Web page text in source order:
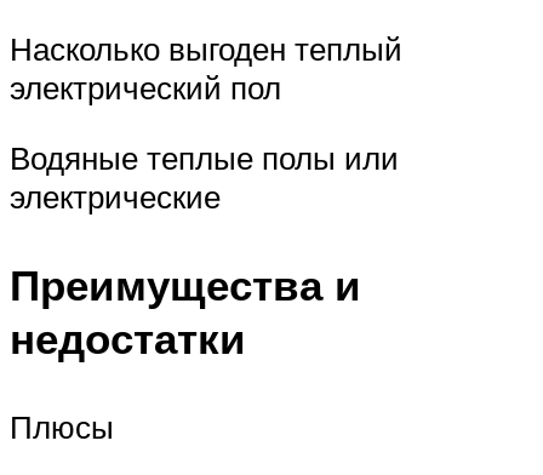
Насколько выгоден теплый
электрический пол
Водяные теплые полы или
электрические
Преимущества и
недостатки
Плюсы